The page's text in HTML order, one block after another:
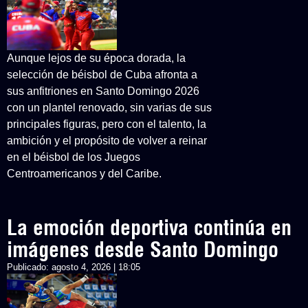
Aunque lejos de su época dorada, la
selección de béisbol de Cuba afronta a
sus anfitriones en Santo Domingo 2026
con un plantel renovado, sin varias de sus
principales figuras, pero con el talento, la
ambición y el propósito de volver a reinar
en el béisbol de los Juegos
Centroamericanos y del Caribe.
La emoción deportiva continúa en
imágenes desde Santo Domingo
Publicado: agosto 4, 2026 | 18:05